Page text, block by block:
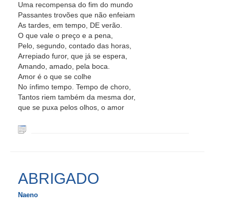
Uma recompensa do fim do mundo
Passantes trovões que não enfeiam
As tardes, em tempo, DE verão.
O que vale o preço e a pena,
Pelo, segundo, contado das horas,
Arrepiado furor, que já se espera,
Amando, amado, pela boca.
Amor é o que se colhe
No ínfimo tempo. Tempo de choro,
Tantos riem também da mesma dor,
que se puxa pelos olhos, o amor
ABRIGADO
Naeno